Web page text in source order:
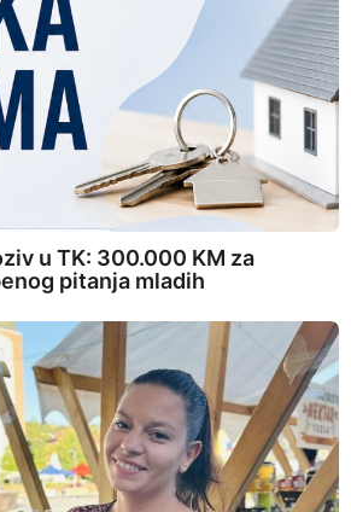
u TK: 300.000 KM za
pitanja mladih